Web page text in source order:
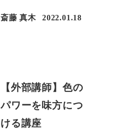
斎藤 真木 2022.01.18
【外部講師】色の
パワーを味方につ
ける講座